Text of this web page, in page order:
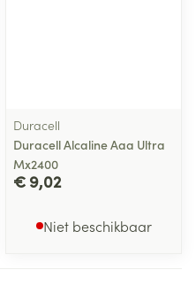
Duracell
Duracell Alcaline Aaa Ultra
Mx2400
€ 9,02
Niet beschikbaar